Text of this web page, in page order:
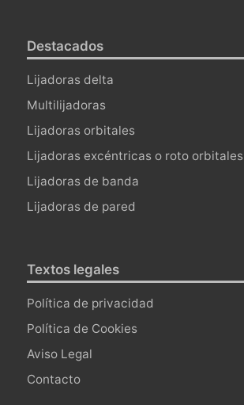
Destacados
Lijadoras delta
Multilijadoras
Lijadoras orbitales
Lijadoras excéntricas o roto orbitales
Lijadoras de banda
Lijadoras de pared
Textos legales
Política de privacidad
Política de Cookies
Aviso Legal
Contacto